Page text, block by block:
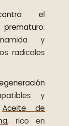
el
y
radicales
y
Aceite de
, rico en